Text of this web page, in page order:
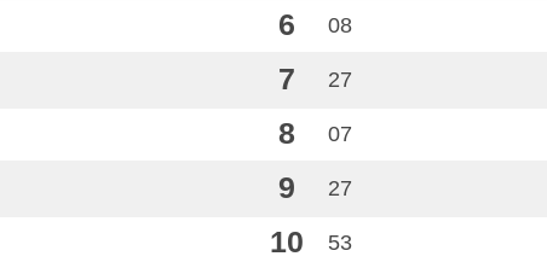
6 08
7 27
8 07
9 27
10 53